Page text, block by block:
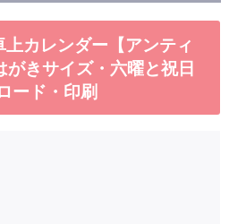
カレンダー【アンティ
がきサイズ・六曜と祝日
ード・印刷